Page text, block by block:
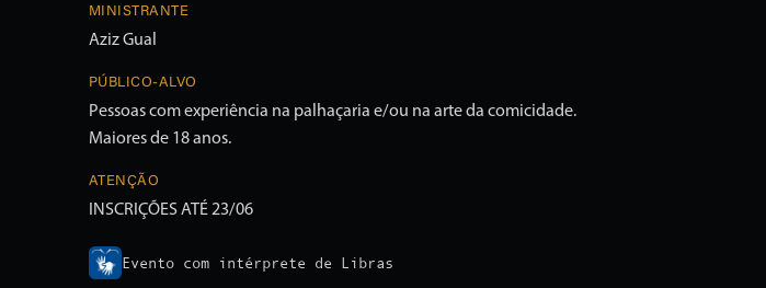
MINISTRANTE
Aziz Gual
PÚBLICO-ALVO
Pessoas com experiência na palhaçaria e/ou na arte da comicidade.
Maiores de 18 anos.
ATENÇÃO
INSCRIÇÕES ATÉ 23/06
Evento com intérprete de Libras